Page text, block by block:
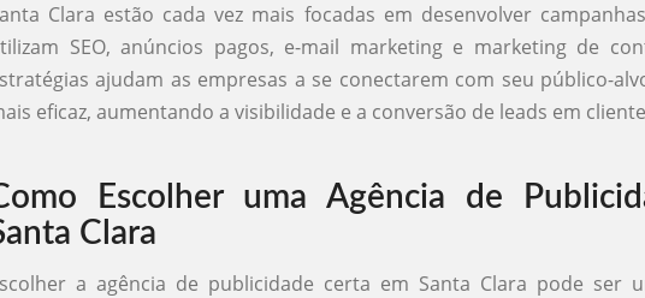
Clara estão cada vez mais focadas em desenvolver
SEO, anúncios pagos, e-mail marketing e marketing de
ajudam as empresas a se conectarem com seu público-
eficaz, aumentando a visibilidade e a conversão de leads em
Escolher uma Agência de
Clara
a agência de publicidade certa em Santa Clara pode ser